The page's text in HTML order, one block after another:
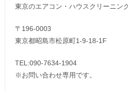
東京のエアコン・ハウスクリーニン
〒196-0003
東京都昭島市松原町1-9‐18‐1F
TEL:090-7634-1904
※お問い合わせ専用です。